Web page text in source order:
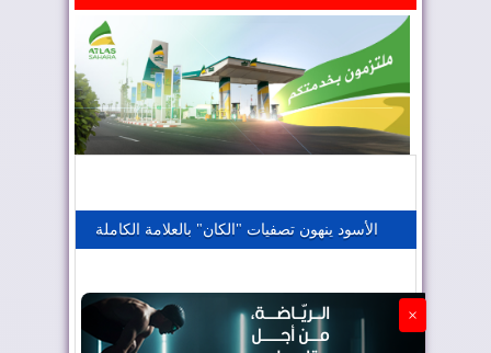
المغرب يعزز موقعه في صناعة الطيران
الأسود ينهون تصفيات "الكان" بالعلامة الكاملة
×